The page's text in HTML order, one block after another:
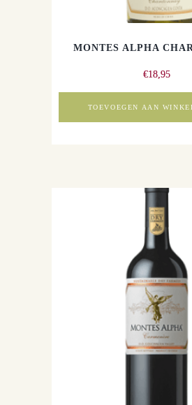
MONTES ALPHA
€18,95
TOEVOEGEN AAN